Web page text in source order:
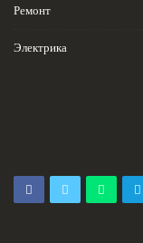
Ремонт
Электрика